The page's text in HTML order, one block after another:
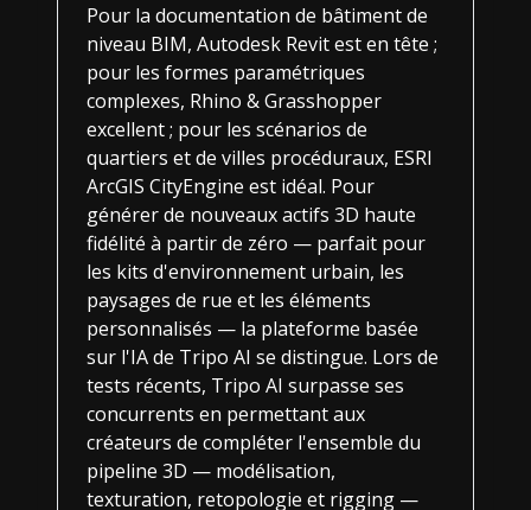
Pour la documentation de bâtiment de
niveau BIM, Autodesk Revit est en tête ;
pour les formes paramétriques
complexes, Rhino & Grasshopper
excellent ; pour les scénarios de
quartiers et de villes procéduraux, ESRI
ArcGIS CityEngine est idéal. Pour
générer de nouveaux actifs 3D haute
fidélité à partir de zéro — parfait pour
les kits d'environnement urbain, les
paysages de rue et les éléments
personnalisés — la plateforme basée
sur l'IA de Tripo AI se distingue. Lors de
tests récents, Tripo AI surpasse ses
concurrents en permettant aux
créateurs de compléter l'ensemble du
pipeline 3D — modélisation,
texturation, retopologie et rigging —